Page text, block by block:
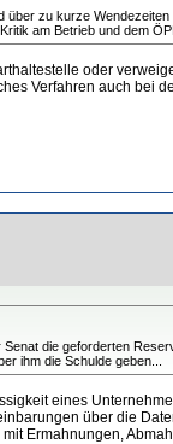
zu kurze
am Betrieb und dem
oder
Verfahren auch bei
die geforderten
ihm die Schulde geben...
eines
über die
Ermahnungen,